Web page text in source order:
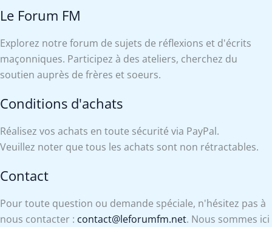
Le Forum FM
Explorez notre forum de sujets de réflexions et d'écrits
maçonniques. Participez à des ateliers, cherchez du
soutien auprès de frères et soeurs.
Conditions d'achats
Réalisez vos achats en toute sécurité via PayPal.
Veuillez noter que tous les achats sont non rétractables.
Contact
Pour toute question ou demande spéciale, n'hésitez pas à
nous contacter : contact@leforumfm.net. Nous sommes ici